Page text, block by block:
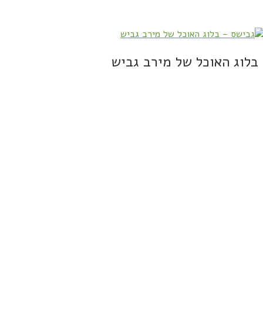
בלוג האוכל של מירב גביש